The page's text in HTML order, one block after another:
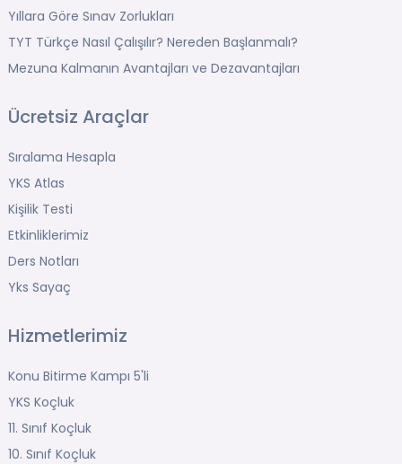
Yıllara Göre Sınav Zorlukları
TYT Türkçe Nasıl Çalışılır? Nereden Başlanmalı?
Mezuna Kalmanın Avantajları ve Dezavantajları
Ücretsiz Araçlar
Sıralama Hesapla
YKS Atlas
Kişilik Testi
Etkinliklerimiz
Ders Notları
Yks Sayaç
Hizmetlerimiz
Konu Bitirme Kampı 5'li
YKS Koçluk
11. Sınıf Koçluk
10. Sınıf Koçluk